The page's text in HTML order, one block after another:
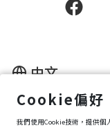
隱私權保護政策
中文
Cookie偏好
我們使用Cookie技術，提供